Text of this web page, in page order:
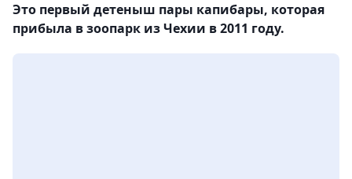
Это первый детеныш пары капибары, которая
прибыла в зоопарк из Чехии в 2011 году.